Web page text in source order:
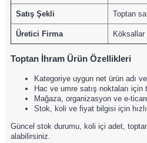
Satış Şekli Toptan
Üretici Firma Köksallar
Toptan İhram Ürün Özellikleri
Kategoriye uygun net ürün adı
Hac ve umre satış noktaları için
Mağaza, organizasyon ve e-
Stok, koli ve fiyat bilgisi için
Güncel stok durumu, koli içi adet,
alabilirsiniz.